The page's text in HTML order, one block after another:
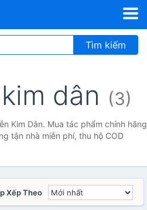
Tìm kiếm
dân (3)
Kim Dân. Mua tác phẩm chính hãng
tận nhà miễn phí, thu hộ COD
Xếp Theo